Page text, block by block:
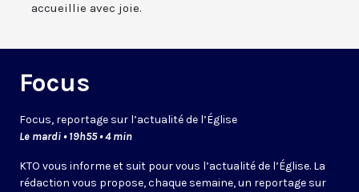
accueillie avec joie.
Focus
Focus, reportage sur l’actualité de l’Église
Le mardi • 19h55 • 4 min
KTO vous informe et suit pour vous l’actualité de l’Église. La
rédaction vous propose, chaque semaine, un reportage sur